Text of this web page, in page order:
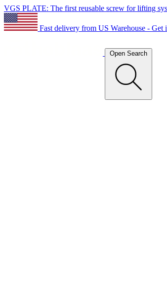
VGS PLATE: The first reusable screw for lifting
Fast delivery from US Warehouse - Get
Open Search